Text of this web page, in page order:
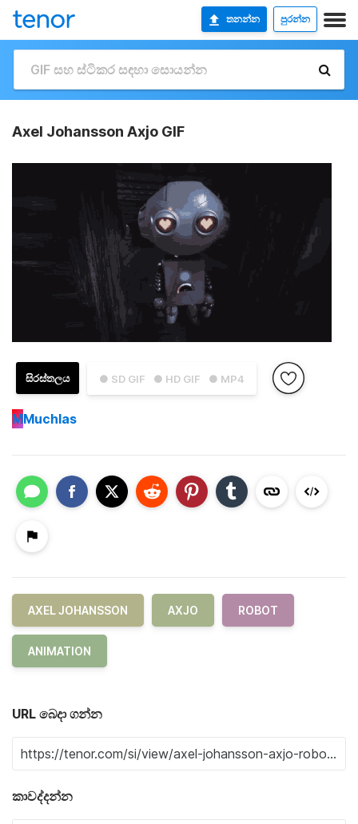
තනන්න පුරන්න
Axel Johansson Axjo GIF
● SD GIF ● HD GIF ● MP4
සිරස්තලය
MMuchlas
AXEL JOHANSSON AXJO ROBOT
ANIMATION
URL බෙදා ගන්න
කාවද්දන්න